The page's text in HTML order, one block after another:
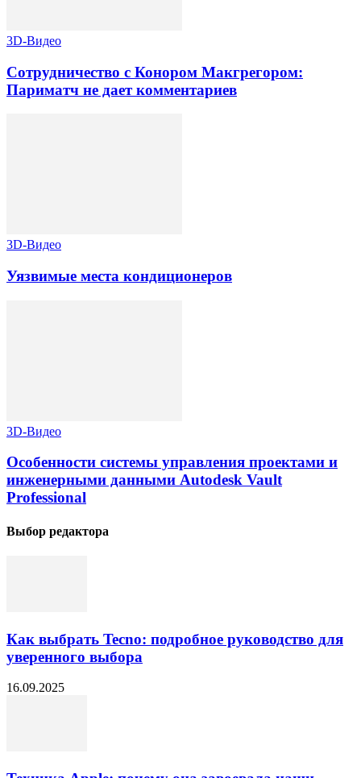
3D-Видео
Сотрудничество с Конором Макгрегором:
Париматч не дает комментариев
3D-Видео
Уязвимые места кондиционеров
3D-Видео
Особенности системы управления проектами и
инженерными данными Autodesk Vault
Professional
Выбор редактора
Как выбрать Tecno: подробное руководство для
уверенного выбора
16.09.2025